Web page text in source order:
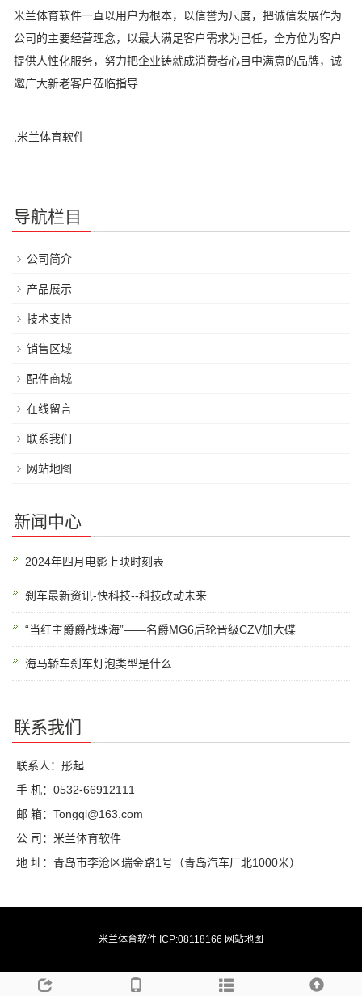
米兰体育软件一直以用户为根本，以信誉为尺度，把诚信发展作为
公司的主要经营理念，以最大满足客户需求为己任，全方位为客户
提供人性化服务，努力把企业铸就成消费者心目中满意的品牌，诚
邀广大新老客户莅临指导
,米兰体育软件
导航栏目
公司简介
产品展示
技术支持
销售区域
配件商城
在线留言
联系我们
网站地图
新闻中心
2024年四月电影上映时刻表
刹车最新资讯-快科技--科技改动未来
“当红主爵爵战珠海”——名爵MG6后轮晋级CZV加大碟
海马轿车刹车灯泡类型是什么
联系我们
联系人：彤起
手 机：0532-66912111
邮 箱：Tongqi@163.com
公 司：米兰体育软件
地 址：青岛市李沧区瑞金路1号（青岛汽车厂北1000米）
米兰体育软件 ICP:08118166 网站地图